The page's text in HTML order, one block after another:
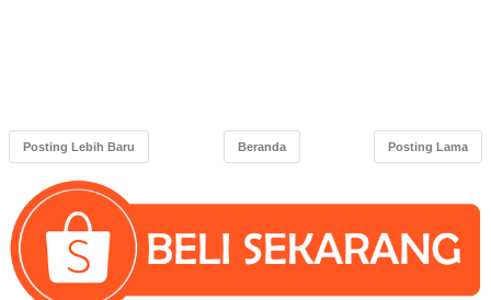
Posting Lebih Baru Posting Lama
Beranda